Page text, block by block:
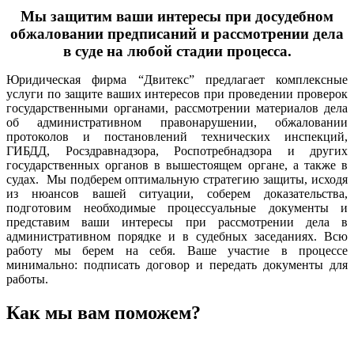
Мы защитим ваши интересы при досудебном
обжаловании предписаний и рассмотрении дела
в суде на любой стадии процесса.
Юридическая фирма “Двитекс” предлагает комплексные
услуги по защите ваших интересов при проведении проверок
государственными органами, рассмотрении материалов дела
об административном правонарушении, обжаловании
протоколов и постановлений технических инспекций,
ГИБДД, Росздравнадзора, Роспотребнадзора и других
государственных органов в вышестоящем органе, а также в
судах. Мы подберем оптимальную стратегию защиты, исходя
из нюансов вашей ситуации, соберем доказательства,
подготовим необходимые процессуальные документы и
представим ваши интересы при рассмотрении дела в
административном порядке и в судебных заседаниях. Всю
работу мы берем на себя. Ваше участие в процессе
минимально: подписать договор и передать документы для
работы.
Как мы вам поможем?